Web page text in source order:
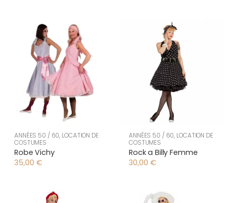
ANNÉES 50 / 60, LOCATION DE
COSTUMES
Robe Vichy
35,00 €
ANNÉES 50 / 60, LOCATION DE
COSTUMES
Rock a Billy Femme
30,00 €